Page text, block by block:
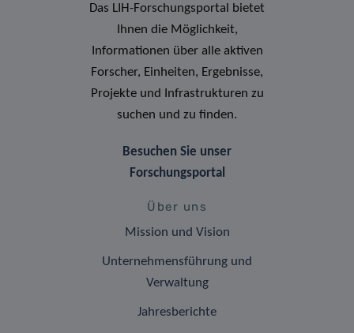
Das LIH-Forschungsportal bietet
Ihnen die Möglichkeit,
Informationen über alle aktiven
Forscher, Einheiten, Ergebnisse,
Projekte und Infrastrukturen zu
suchen und zu finden.
Besuchen Sie unser
Forschungsportal
Über uns
Mission und Vision
Unternehmensführung und
Verwaltung
Jahresberichte